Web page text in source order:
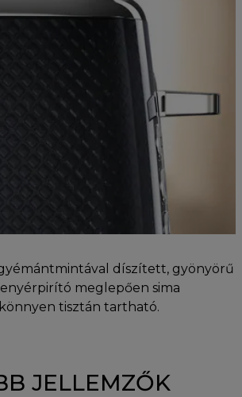
díszített, gyönyörű
meglepően sima
tisztán tartható.
JELLEMZŐK